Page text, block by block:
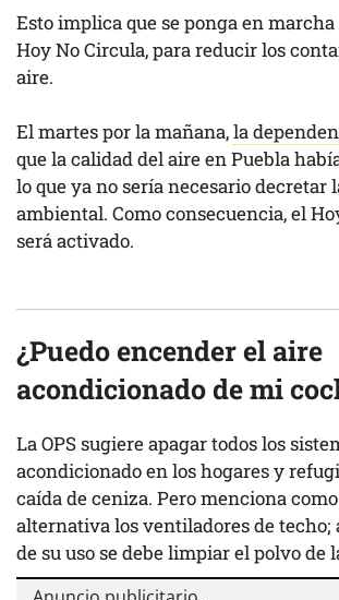
Esto implica que se ponga en
Hoy No Circula, para reducir los
aire.
El martes por la mañana,la
que la calidad del aire en Puebla
lo que ya no sería necesario decretar
ambiental. Como consecuencia, el
será activado.
¿Puedo encender el aire
acondicionado de mi
La OPS sugiere apagar todos los
acondicionado en los hogares y
caída de ceniza. Pero menciona
alternativa los ventiladores de techo;
de su uso se debe limpiar el polvo de